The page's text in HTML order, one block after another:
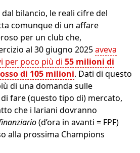
bilancio, le reali cifre del
comunque di un affare
per un club che,
al 30 giugno 2025aveva
per poco più di 55 milioni di
di 105 milioni. Dati di questo
di una domanda sulle
fare (questo tipo di) mercato,
che i lariani dovranno
(d’ora in avanti = FPF)
alla prossima Champions